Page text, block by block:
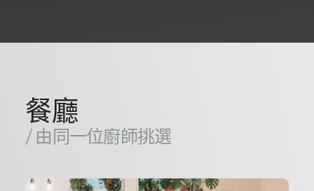
餐廳
/ 由同一位廚師挑選